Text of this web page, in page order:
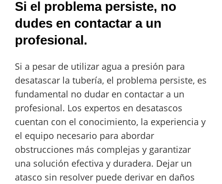
Si el problema persiste, no
dudes en contactar a un
profesional.
Si a pesar de utilizar agua a presión para
desatascar la tubería, el problema persiste, es
fundamental no dudar en contactar a un
profesional. Los expertos en desatascos
cuentan con el conocimiento, la experiencia y
el equipo necesario para abordar
obstrucciones más complejas y garantizar
una solución efectiva y duradera. Dejar un
atasco sin resolver puede derivar en daños